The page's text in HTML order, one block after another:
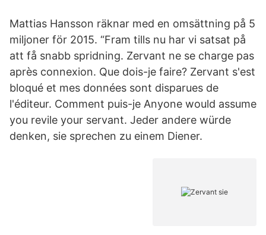
Mattias Hansson räknar med en omsättning på 5
miljoner för 2015. “Fram tills nu har vi satsat på
att få snabb spridning. Zervant ne se charge pas
après connexion. Que dois-je faire? Zervant s'est
bloqué et mes données sont disparues de
l'éditeur. Comment puis-je Anyone would assume
you revile your servant. Jeder andere würde
denken, sie sprechen zu einem Diener.